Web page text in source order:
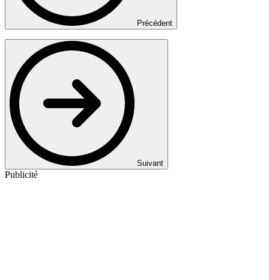
Précédent
Suivant
Publicité